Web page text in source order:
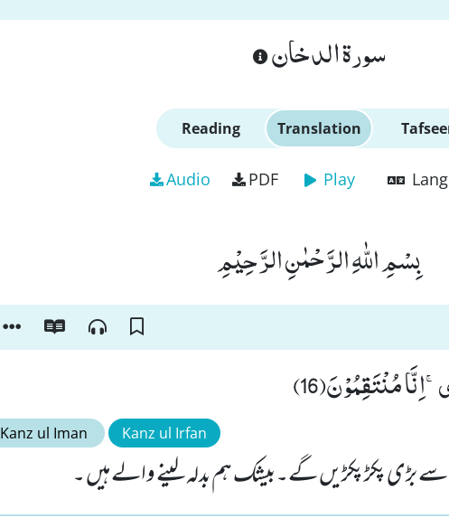
سورة الدخان
Reading Translation
Audio PDF Play
بِسْمِ اللّٰهِ الرَّحْمٰنِ الرَّحِیْمِ
مُنْتَقِمُوْنَ(16)
Kanz ul Iman Kanz ul Irfan
پکڑ پکڑیں گے۔بیشک ہم بدلہ لینے والے ہیں ۔